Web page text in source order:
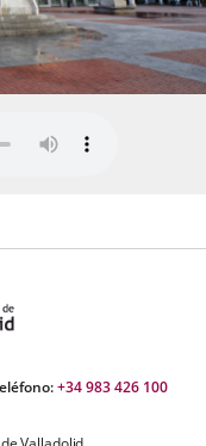
+34 983 426 100